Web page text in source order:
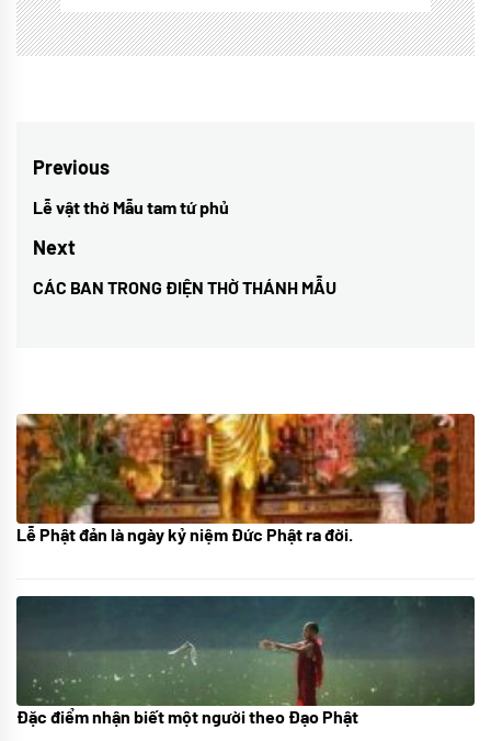
Điều
hướng
bài
viết
Previous
Previous
post:
Lễ vật thờ Mẫu tam tứ phủ
Next
Next
CÁC BAN TRONG ĐIỆN THỜ THÁNH MẪU
05/06/2024
Lễ Phật đản là ngày kỷ niệm Đức Phật ra đời.
01/06/2024
Đặc điểm nhận biết một người theo Đạo Phật